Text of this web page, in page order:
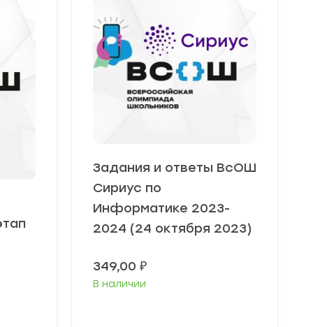
Задания и ответы ВсОШ
Сириус по
Информатике 2023-
2024 (24 октября 2023)
349,00 ₽
В наличии